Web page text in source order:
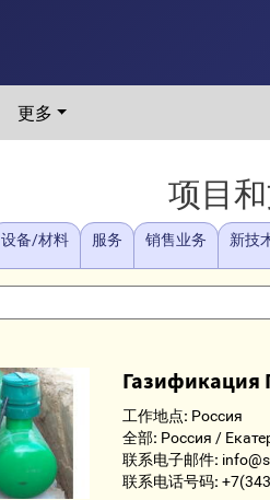
更多
项目
设备/材料 服务 销售业务 新技
工作地点: Россия
全部: Россия /
联系电子邮件:
联系电话号码: